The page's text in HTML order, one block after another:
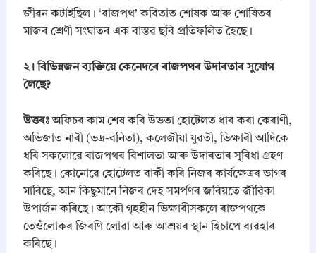
A
S
B
)
a
r
u
a
n
t
জীৱন কটাইছিল। ‘ৰাজপথ’ কবিতাত শোষক আৰু শোষিতৰ
মাজৰ শ্ৰেণী সংঘাতৰ এক বাস্তৱ ছবি প্ৰতিফলিত হৈছে।
​২। বিভিন্নজন ব্যক্তিয়ে কেনেদৰে ৰাজপথৰ উদাৰতাৰ সুযোগ
লৈছে?
উত্তৰঃঅফিচৰ কাম শেষ কৰি উভতা হোটেলত ধাৰ কৰা কেৰাণী,
অভিজাত নাৰী (ভদ্ৰ-বনিতা), কলেজীয়া যুৱতী, ভিক্ষাৰী আদিকে
ধৰি সকলোৱে ৰাজপথৰ বিশালতা আৰু উদাৰতাৰ সুবিধা গ্ৰহণ
কৰিছে। কোনোৱে হোটেলত বাকী কৰি নিজৰ কাৰ্যক্ষেত্ৰৰ ভাগৰ
মাৰিছে, আন কিছুমানে নিজৰ দেহ সমৰ্পণৰ জৰিয়তে জীৱিকা
উপাৰ্জন কৰিছে। আকৌ গৃহহীন ভিক্ষাৰীসকলে ৰাজপথকে
তেওঁলোকৰ জিৰণি লোৱা আৰু আশ্ৰয়ৰ স্থান হিচাপে ব্যৱহাৰ
কৰিছে।